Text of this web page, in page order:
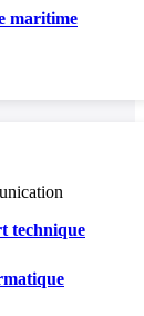
maritime
technique